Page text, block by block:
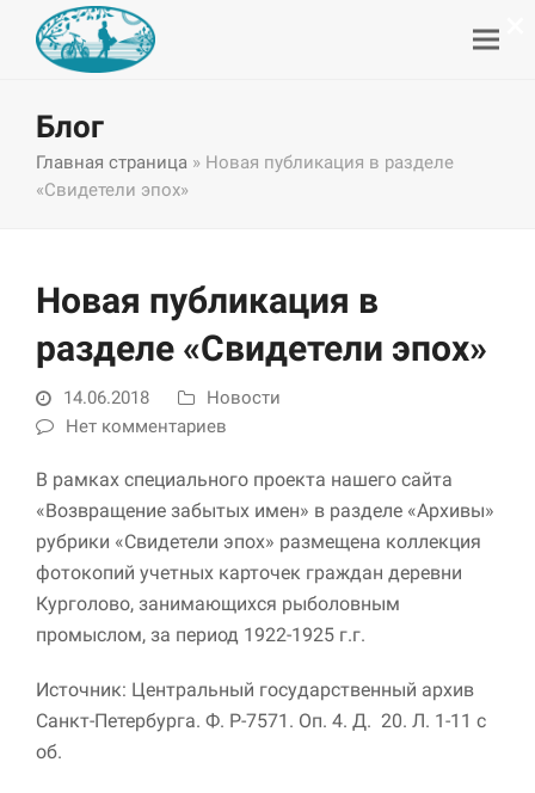
Блог
Главная страница » Новая публикация в разделе
«Свидетели эпох»
Новая публикация в
разделе «Свидетели эпох»
14.06.2018
Новости
Нет комментариев
В рамках специального проекта нашего сайта
«Возвращение забытых имен» в разделе «Архивы»
рубрики «Свидетели эпох» размещена коллекция
фотокопий учетных карточек граждан деревни
Курголово, занимающихся рыболовным
промыслом, за период 1922-1925 г.г.
Источник: Центральный государственный архив
Санкт-Петербурга. Ф. Р-7571. Оп. 4. Д. 20. Л. 1-11 с
об.